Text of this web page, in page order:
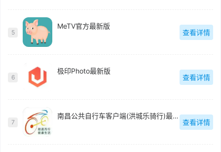
5
MeTV官方最新版
查看详情
6
极印Photo最新版
查看详情
7
南昌公共自行车客户端(洪城乐骑行)最新版
查看详情